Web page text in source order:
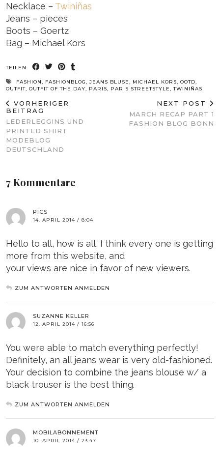
Necklace – Twiniñas
Jeans – pieces
Boots – Goertz
Bag – Michael Kors
TEILEN:
FASHION FASHIONBLOG JEANS BLUSE MICHAEL KORS OOTD
OUTFIT OUTFIT OF THE DAY PARIS PARIS STREETSTYLE ,TWINIÑAS
VORHERIGER
BEITRAG
LEDERLEGGINS UND
PRINTED SHIRT
MODEBLOG
DEUTSCHLAND
NEXT POST
MARCH RECAP PART 1
FASHION BLOG BONN
7 Kommentare
PICS
14. APRIL 2014 / 8:04
Hello to all, how is all, I think every one is getting
more from this website, and
your views are nice in favor of new viewers.
ZUM ANTWORTEN ANMELDEN
SUZANNE KELLER
12. APRIL 2014 / 16:56
You were able to match everything perfectly!
Definitely, an all jeans wear is very old-fashioned.
Your decision to combine the jeans blouse w/ a
black trouser is the best thing.
ZUM ANTWORTEN ANMELDEN
MOBILABONNEMENT
10. APRIL 2014 / 23:47